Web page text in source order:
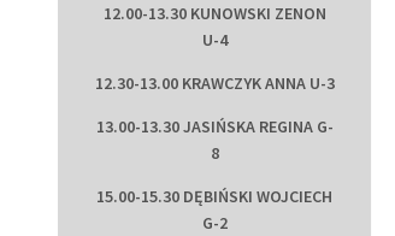
12.00-13.30 KUNOWSKI ZENON
U-4
12.30-13.00 KRAWCZYK ANNA U-3
13.00-13.30 JASIŃSKA REGINA G-
8
15.00-15.30 DĘBIŃSKI WOJCIECH
G-2